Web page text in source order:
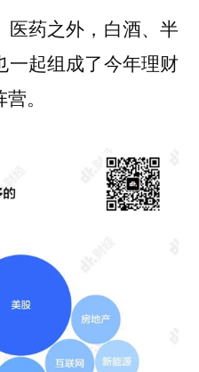
医药之外，白酒、半
一起组成了今年理财
。